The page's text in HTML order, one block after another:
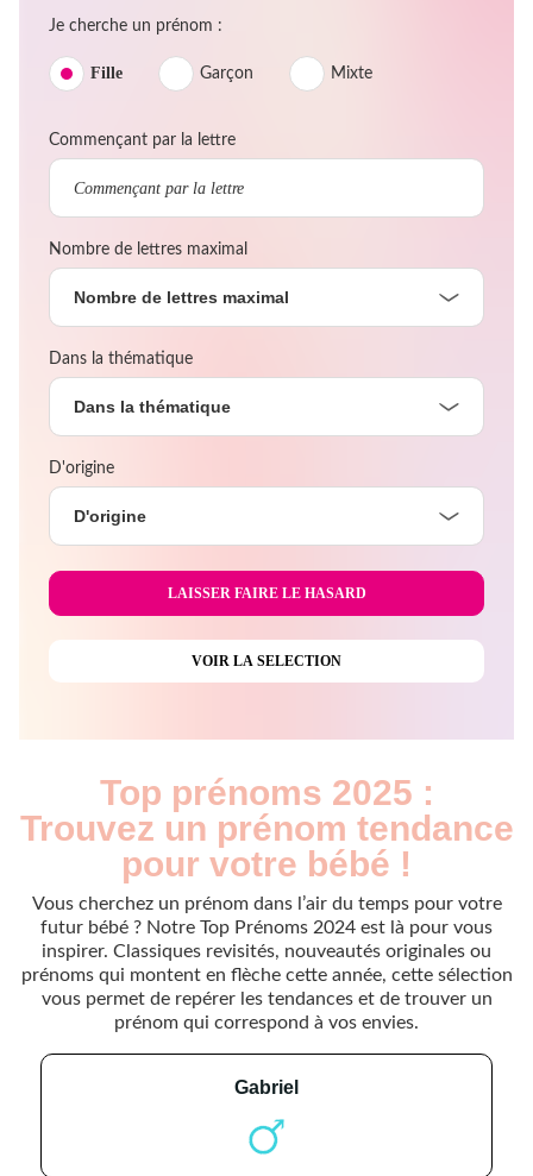
Je cherche un prénom :
Fille Garçon Mixte
Commençant par la lettre
Nombre de lettres maximal
Nombre de lettres maximal
Dans la thématique
Dans la thématique
D'origine
D'origine
Top prénoms 2025 :
Trouvez un prénom tendance
pour votre bébé !
Vous cherchez un prénom dans l’air du temps pour votre
futur bébé ? Notre Top Prénoms 2024 est là pour vous
inspirer. Classiques revisités, nouveautés originales ou
prénoms qui montent en flèche cette année, cette sélection
vous permet de repérer les tendances et de trouver un
prénom qui correspond à vos envies.
gabriel